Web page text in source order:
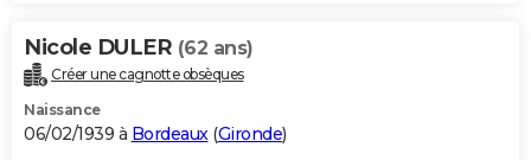
Nicole DULER (62 ans)
Créer une cagnotte obsèques
Naissance
06/02/1939 à Bordeaux(Gironde)